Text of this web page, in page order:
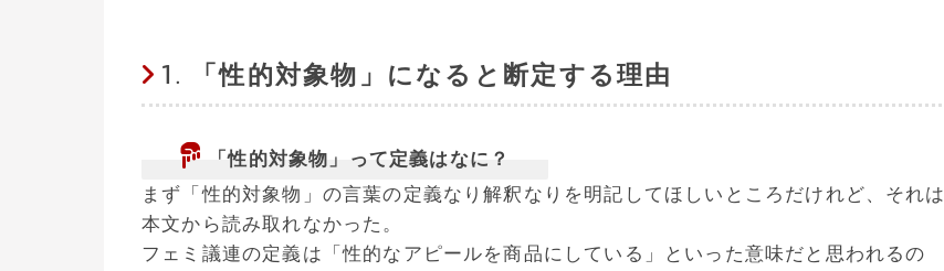
1. 「性的対象物」になると断定する理由
「性的対象物」って定義はなに？
まず「性的対象物」の言葉の定義なり解釈なりを明記してほしいところだけれど、それは
本文から読み取れなかった。
フェミ議連の定義は「性的なアピールを商品にしている」といった意味だと思われるの